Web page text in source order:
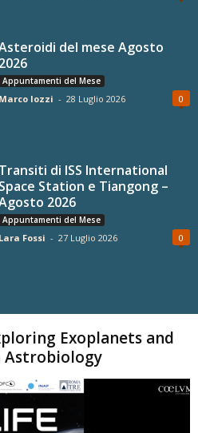
del mese Agosto
2026
Appuntamenti del Mese
Marco Iozzi - 28 Luglio 2026 0
Transiti di ISS International
Space Station e Tiangong –
2026
Appuntamenti del Mese
Lara Fossi - 27 Luglio 2026 0
Exoplanets and